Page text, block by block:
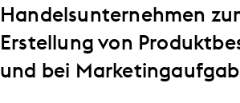
Handelsunternehmen
Erstellung von
und bei